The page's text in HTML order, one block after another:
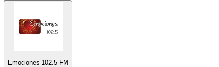
Emociones 102.5 FM